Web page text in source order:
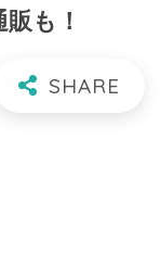
も！